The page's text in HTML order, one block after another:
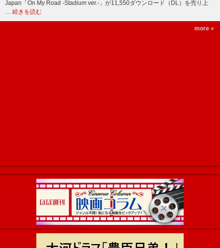
Japan「On My Road -Stadium ver.-」が11,550ダウンロード（DL）を売り上
… 続きを読む
more »